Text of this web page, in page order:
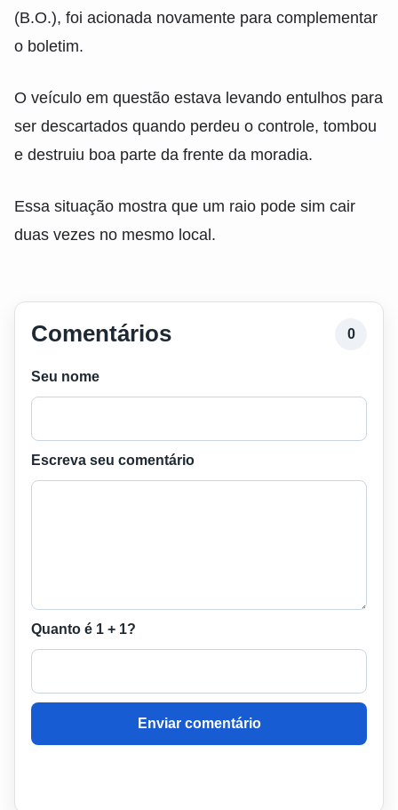
(B.O.), foi acionada novamente para complementar
o boletim.
O veículo em questão estava levando entulhos para
ser descartados quando perdeu o controle, tombou
e destruiu boa parte da frente da moradia.
Essa situação mostra que um raio pode sim cair
duas vezes no mesmo local.
Comentários 0
Seu nome
Escreva seu comentário
Quanto é 1 + 1?
Enviar comentário